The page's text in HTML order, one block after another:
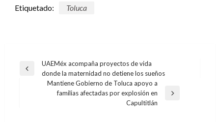
Etiquetado: Toluca
Navegación
entradas
Entrada
UAEMéx acompaña proyectos de vida
donde la maternidad no detiene los sueños
Mantiene Gobierno de Toluca apoyo a
familias afectadas por explosión en
Capultitlán